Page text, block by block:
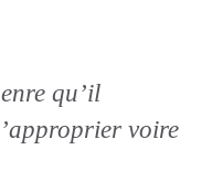
qu’il
voire